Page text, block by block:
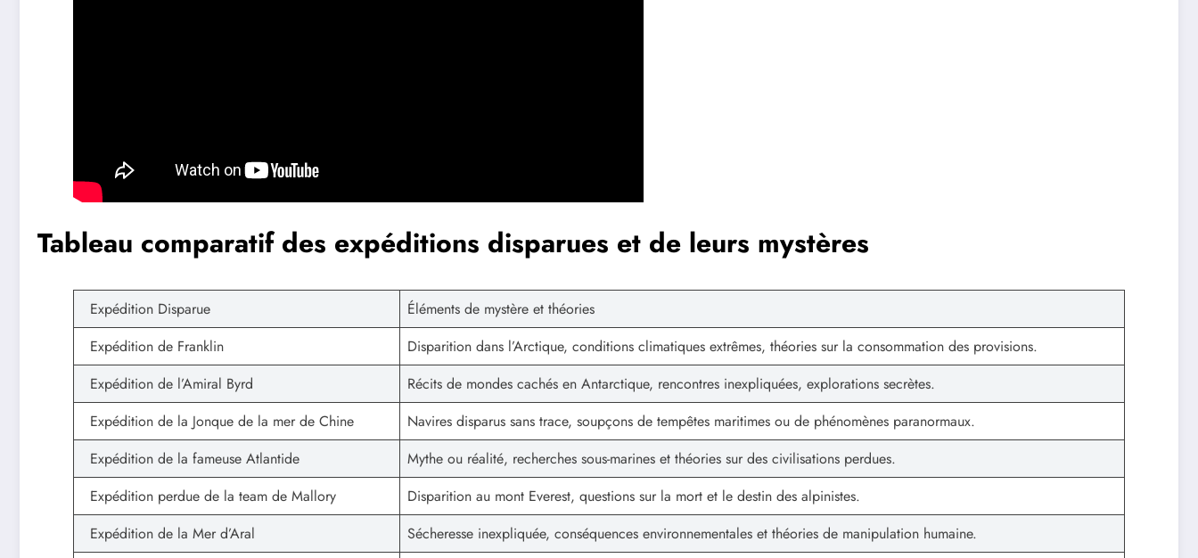
Tableau comparatif des expéditions disparues et de leurs mystères
Expédition Disparue
Éléments de mystère et théories
Expédition de Franklin
Disparition dans l’Arctique, conditions climatiques extrêmes, théories sur la consommation des provisions.
Expédition de l’Amiral Byrd
Récits de mondes cachés en Antarctique, rencontres inexpliquées, explorations secrètes.
Expédition de la Jonque de la mer de Chine
Navires disparus sans trace, soupçons de tempêtes maritimes ou de phénomènes paranormaux.
Expédition de la fameuse Atlantide
Mythe ou réalité, recherches sous-marines et théories sur des civilisations perdues.
Expédition perdue de la team de Mallory
Disparition au mont Everest, questions sur la mort et le destin des alpinistes.
Expédition de la Mer d’Aral
Sécheresse inexpliquée, conséquences environnementales et théories de manipulation humaine.